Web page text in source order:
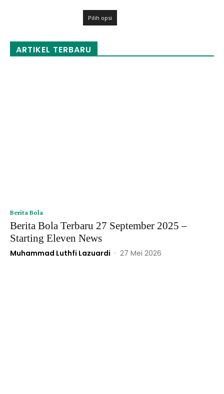
Pilih opsi
ARTIKEL TERBARU
Berita Bola
Berita Bola Terbaru 27 September 2025 –
Starting Eleven News
Muhammad Luthfi Lazuardi - 27 Mei 2026